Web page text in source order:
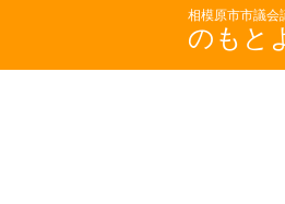
相模原市市議
のもと